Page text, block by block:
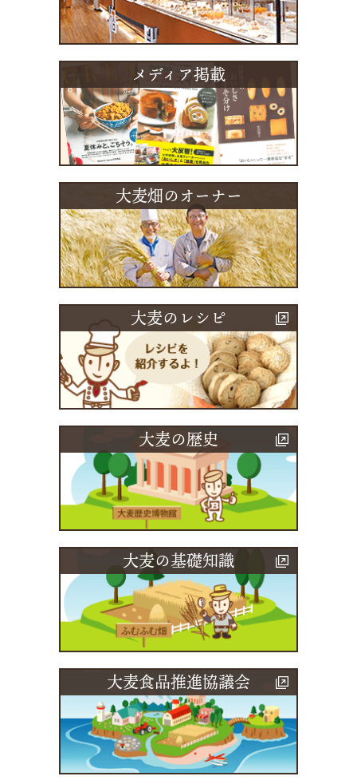
メディア掲載
大麦畑のオーナー
大麦のレシピ
大麦の歴史
大麦の基礎知識
大麦食品推進協議会